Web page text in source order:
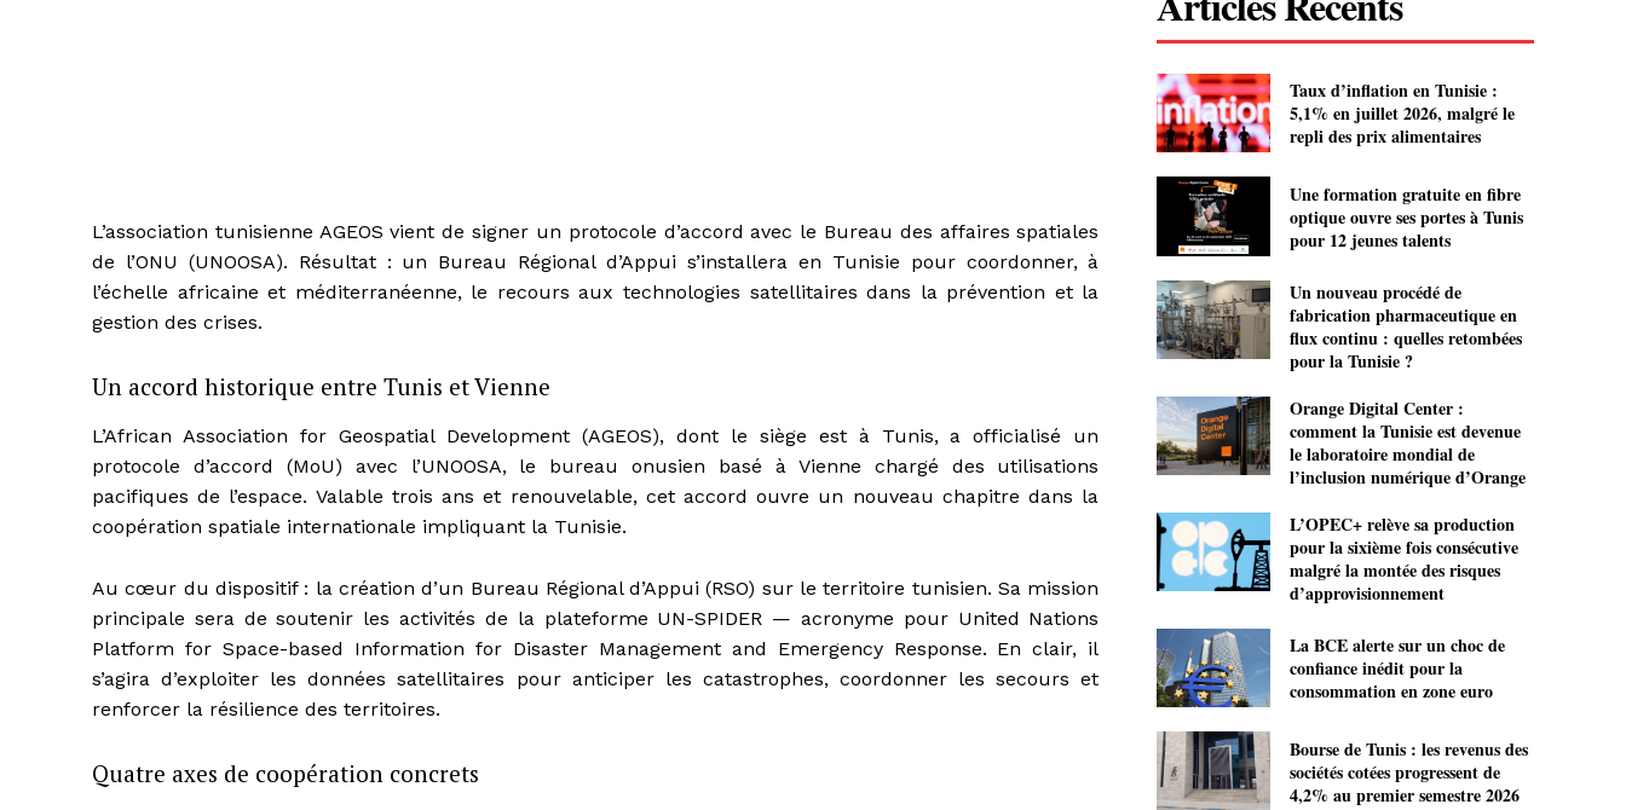
L’association tunisienne AGEOS vient de signer un protocole d’accord avec le Bureau des affaires spatiales
de l’ONU (UNOOSA). Résultat : un Bureau Régional d’Appui s’installera en Tunisie pour coordonner, à
l’échelle africaine et méditerranéenne, le recours aux technologies satellitaires dans la prévention et la
gestion des crises.
Un accord historique entre Tunis et Vienne
L’African Association for Geospatial Development (AGEOS), dont le siège est à Tunis, a officialisé un
protocole d’accord (MoU) avec l’UNOOSA, le bureau onusien basé à Vienne chargé des utilisations
pacifiques de l’espace. Valable trois ans et renouvelable, cet accord ouvre un nouveau chapitre dans la
coopération spatiale internationale impliquant la Tunisie.
Au cœur du dispositif : la création d’un Bureau Régional d’Appui (RSO) sur le territoire tunisien. Sa mission
principale sera de soutenir les activités de la plateforme UN-SPIDER — acronyme pour United Nations
Platform for Space-based Information for Disaster Management and Emergency Response. En clair, il
s’agira d’exploiter les données satellitaires pour anticiper les catastrophes, coordonner les secours et
renforcer la résilience des territoires.
Quatre axes de coopération concrets
Taux d’inflation en Tunisie :
5,1% en juillet 2026, malgré le
repli des prix alimentaires
Une formation gratuite en fibre
optique ouvre ses portes à Tunis
pour 12 jeunes talents
Un nouveau procédé de
fabrication pharmaceutique en
flux continu : quelles retombées
pour la Tunisie ?
Orange Digital Center :
comment la Tunisie est devenue
le laboratoire mondial de
l’inclusion numérique d’Orange
L’OPEC+ relève sa production
pour la sixième fois consécutive
malgré la montée des risques
d’approvisionnement
La BCE alerte sur un choc de
confiance inédit pour la
consommation en zone euro
Bourse de Tunis : les revenus des
sociétés cotées progressent de
4,2% au premier semestre 2026